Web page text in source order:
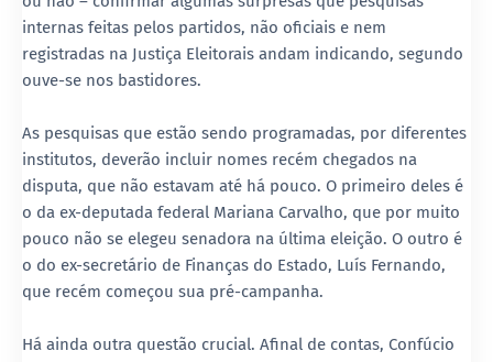
internas feitas pelos partidos, não oficiais e nem
registradas na Justiça Eleitorais andam indicando, segundo
ouve-se nos bastidores.
As pesquisas que estão sendo programadas, por diferentes
institutos, deverão incluir nomes recém chegados na
disputa, que não estavam até há pouco. O primeiro deles é
o da ex-deputada federal Mariana Carvalho, que por muito
pouco não se elegeu senadora na última eleição. O outro é
o do ex-secretário de Finanças do Estado, Luís Fernando,
que recém começou sua pré-campanha.
Há ainda outra questão crucial. Afinal de contas, Confúcio